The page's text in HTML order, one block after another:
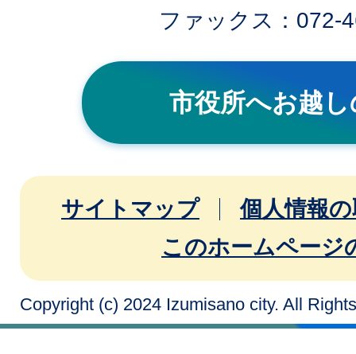
ファックス：072-
市役所へお越
サイトマップ
個人情報
このホームページ
Copyright (c) 2024 Izumisano city. All